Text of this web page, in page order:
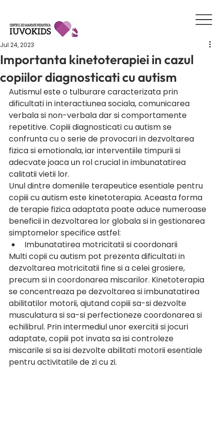
Importanta kinetoterapiei in cazul
copiilor diagnosticati cu autism
Jul 24, 2023
Autismul este o tulburare caracterizata prin
dificultati in interactiunea sociala, comunicarea
verbala si non-verbala dar si comportamente
repetitive. Copiii diagnosticati cu autism se
confrunta cu o serie de provocari in dezvoltarea
fizica si emotionala, iar interventiile timpurii si
adecvate joaca un rol crucial in imbunatatirea
calitatii vietii lor.
Unul dintre domeniile terapeutice esentiale pentru
copiii cu autism este kinetoterapia. Aceasta forma
de terapie fizica adaptata poate aduce numeroase
beneficii in dezvoltarea lor globala si in gestionarea
simptomelor specifice astfel:
Imbunatatirea motricitatii si coordonarii
Multi copii cu autism pot prezenta dificultati in
dezvoltarea motricitatii fine si a celei grosiere,
precum si in coordonarea miscarilor. Kinetoterapia
se concentreaza pe dezvoltarea si imbunatatirea
abilitatilor motorii, ajutand copiii sa-si dezvolte
musculatura si sa-si perfectioneze coordonarea si
echilibrul. Prin intermediul unor exercitii si jocuri
adaptate, copiii pot invata sa isi controleze
miscarile si sa isi dezvolte abilitati motorii esentiale
pentru activitatile de zi cu zi.